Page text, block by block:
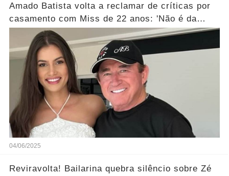
Amado Batista volta a reclamar de críticas por
casamento com Miss de 22 anos: 'Não é da
conta de ninguém'... Ver mais
04/06/2025
Reviravolta! Bailarina quebra silêncio sobre Zé